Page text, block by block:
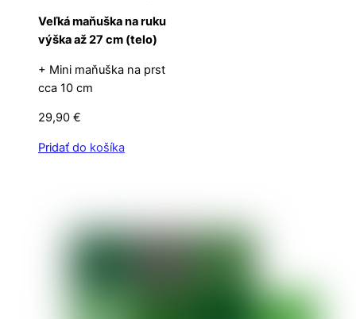
Veľká maňuška na ruku
výška až 27 cm (telo)
+ Mini maňuška na prst
cca 10 cm
29,90 €
Pridať do košíka